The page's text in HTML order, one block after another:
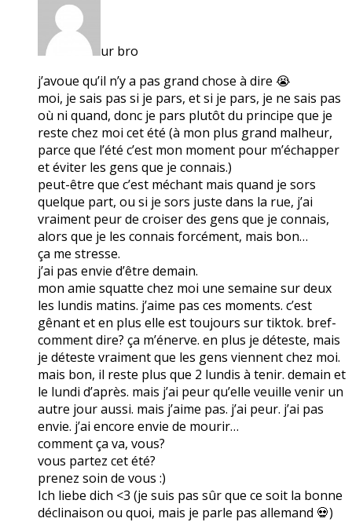
ur bro
j’avoue qu’il n’y a pas grand chose à dire 😭
moi, je sais pas si je pars, et si je pars, je ne sais pas
où ni quand, donc je pars plutôt du principe que je
reste chez moi cet été (à mon plus grand malheur,
parce que l’été c’est mon moment pour m’échapper
et éviter les gens que je connais.)
peut-être que c’est méchant mais quand je sors
quelque part, ou si je sors juste dans la rue, j’ai
vraiment peur de croiser des gens que je connais,
alors que je les connais forcément, mais bon…
ça me stresse.
j’ai pas envie d’être demain.
mon amie squatte chez moi une semaine sur deux
les lundis matins. j’aime pas ces moments. c’est
gênant et en plus elle est toujours sur tiktok. bref-
comment dire? ça m’énerve. en plus je déteste, mais
je déteste vraiment que les gens viennent chez moi.
mais bon, il reste plus que 2 lundis à tenir. demain et
le lundi d’après. mais j’ai peur qu’elle veuille venir un
autre jour aussi. mais j’aime pas. j’ai peur. j’ai pas
envie. j’ai encore envie de mourir…
comment ça va, vous?
vous partez cet été?
prenez soin de vous :)
Ich liebe dich <3 (je suis pas sûr que ce soit la bonne
déclinaison ou quoi, mais je parle pas allemand 💀)